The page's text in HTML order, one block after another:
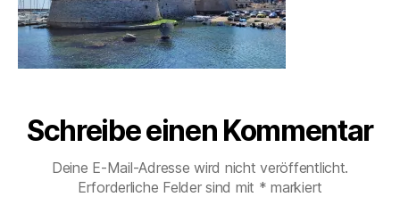
Schreibe einen Kommentar
Deine E-Mail-Adresse wird nicht veröffentlicht.
Erforderliche Felder sind mit * markiert